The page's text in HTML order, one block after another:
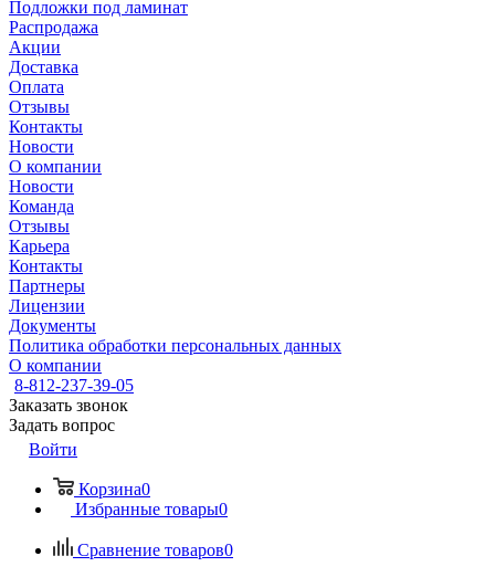
Подложки под ламинат
Распродажа
Акции
Доставка
Оплата
Отзывы
Контакты
Новости
О компании
Новости
Команда
Отзывы
Карьера
Контакты
Партнеры
Лицензии
Документы
Политика обработки персональных данных
О компании
8-812-237-39-05
Заказать звонок
Задать вопрос
Войти
Корзина0
Избранные товары0
Сравнение товаров0